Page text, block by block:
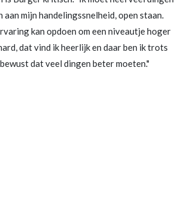
aan mijn handelingssnelheid, open staan.
kan opdoen om een niveautje hoger
dat vind ik heerlijk en daar ben ik trots
dat veel dingen beter moeten."